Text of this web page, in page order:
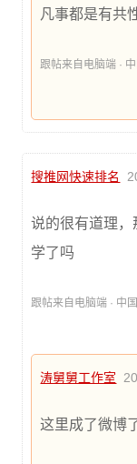
凡事都是有共
跟帖来自电脑端 ·
搜推网快速排名
说的很有道理
学了吗
跟帖来自电脑端 · 中
涛舅舅工作室
这里成了微博